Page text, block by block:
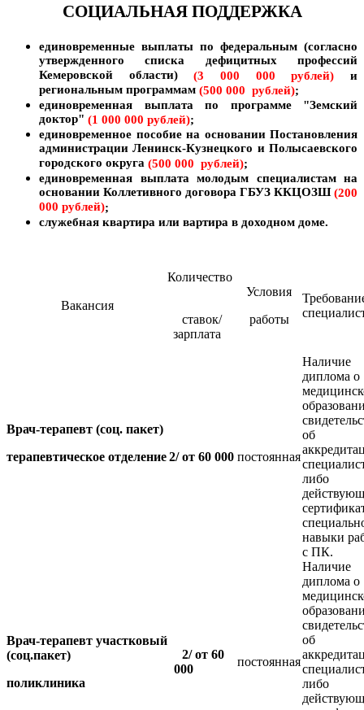
СОЦИАЛЬНАЯ ПОДДЕРЖКА
единовременные выплаты по федеральным (согласно
утвержденного списка дефицитных профессий
Кемеровской области)(3 000 000 рублей)и
региональным программам (500 000 рублей);
единовременная выплата по программе "Земский
доктор" (1 000 000 рублей);
единовременное пособие на основании Постановления
администрации Ленинск-Кузнецкого и Полысаевского
городского округа (500 000 рублей);
единовременная выплата молодым специалистам на
основании Коллетивного договора ГБУЗ ККЦОЗШ(200
000 рублей);
служебная квартира или вартира в доходном доме.
Вакансия
Количество
ставок/
зарплата
Условия
работы
Врач-терапевт (соц. пакет)
терапевтическое отделение2/ от 60 000 постоянная
Наличие
диплома о
об
либо
навыки
с ПК.
Врач-терапевт участковый
(соц.пакет)
поликлиника
2/ от 60
000
постоянная
Наличие
диплома о
об
либо